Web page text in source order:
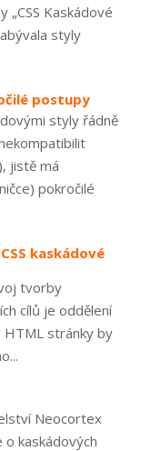
„CSS Kaskádové
styly
postupy
styly řádně
jistě má
pokročilé
kaskádové
tvorby
cílů je oddělení
stránky by
Neocortex
kaskádových